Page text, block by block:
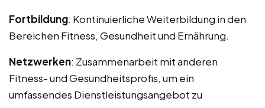
Fortbildung: Kontinuierliche Weiterbildung in den
Bereichen Fitness, Gesundheit und Ernährung.
Netzwerken: Zusammenarbeit mit anderen
Fitness- und Gesundheitsprofis, um ein
umfassendes Dienstleistungsangebot zu